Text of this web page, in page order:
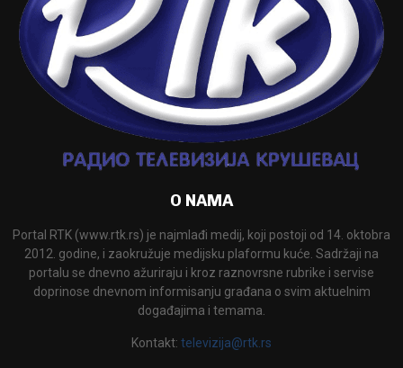
O NAMA
Portal RTK (www.rtk.rs) je najmlađi medij, koji postoji od 14. oktobra
2012. godine, i zaokružuje medijsku plaformu kuće. Sadržaji na
portalu se dnevno ažuriraju i kroz raznovrsne rubrike i servise
doprinose dnevnom informisanju građana o svim aktuelnim
događajima i temama.
Kontakt: televizija@rtk.rs